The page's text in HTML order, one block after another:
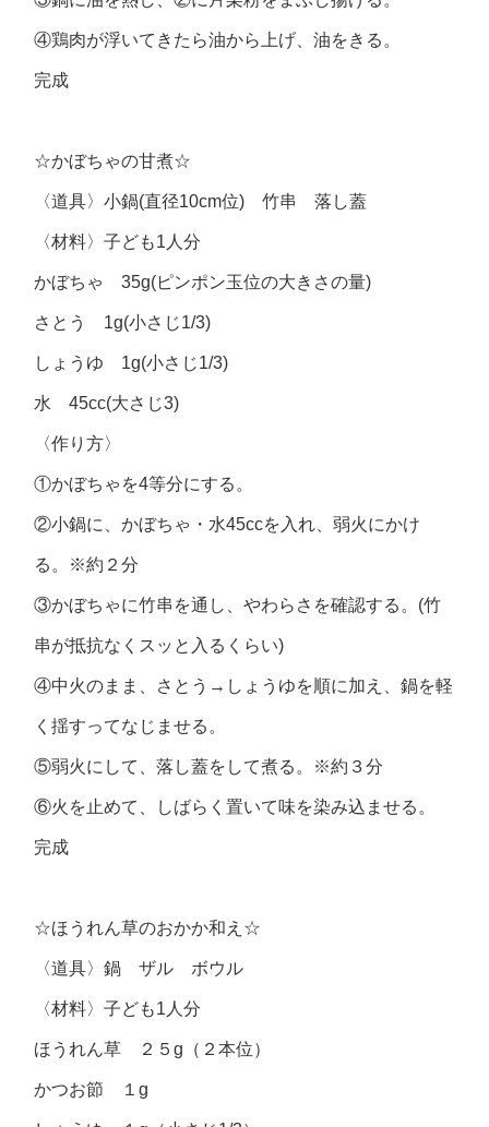
④鶏肉が浮いてきたら油から上げ、油をきる。
完成
☆かぼちゃの甘煮☆
〈道具〉小鍋(直径10cm位) 竹串 落し蓋
〈材料〉子ども1人分
かぼちゃ 35g(ピンポン玉位の大きさの量)
さとう 1g(小さじ1/3)
しょうゆ 1g(小さじ1/3)
水 45cc(大さじ3)
〈作り方〉
①かぼちゃを4等分にする。
②小鍋に、かぼちゃ・水45ccを入れ、弱火にかけ
る。※約２分
③かぼちゃに竹串を通し、やわらさを確認する。(竹
串が抵抗なくスッと入るくらい)
④中火のまま、さとう→しょうゆを順に加え、鍋を軽
く揺すってなじませる。
⑤弱火にして、落し蓋をして煮る。※約３分
⑥火を止めて、しばらく置いて味を染み込ませる。
完成
☆ほうれん草のおかか和え☆
〈道具〉鍋 ザル ボウル
〈材料〉子ども1人分
ほうれん草 ２５g（２本位）
かつお節 １g